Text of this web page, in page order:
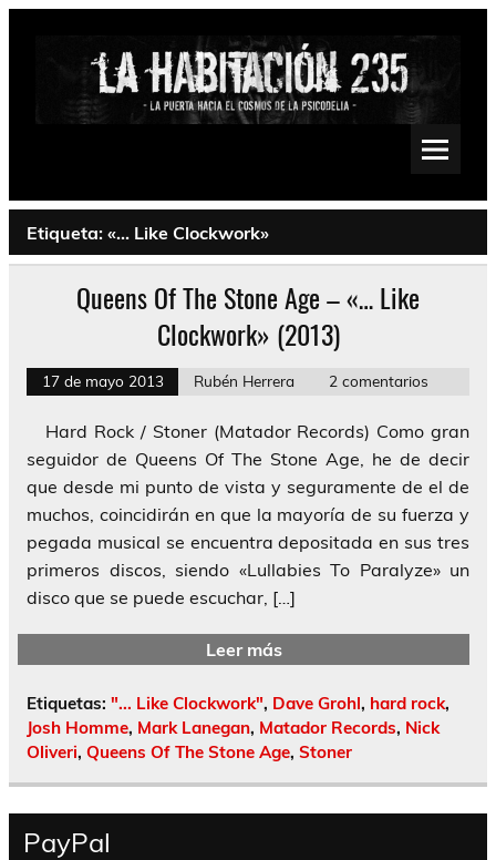
Saltar
Psychedelic, Stoner, Doom, Sludge, Fuzz, Space, Drone
Etiqueta: «… Like Clockwork»
Queens Of The Stone Age – «… Like
Clockwork» (2013)
17 de mayo 2013 Rubén Herrera 2 comentarios
Hard Rock / Stoner (Matador Records) Como gran
seguidor de Queens Of The Stone Age, he de decir
que desde mi punto de vista y seguramente de el de
muchos, coincidirán en que la mayoría de su fuerza y
pegada musical se encuentra depositada en sus tres
primeros discos, siendo «Lullabies To Paralyze» un
disco que se puede escuchar, […]
Leer más
Etiquetas: "... Like Clockwork", Dave Grohl, hard rock,
Josh Homme, Mark Lanegan, Matador Records, Nick
Oliveri, Queens Of The Stone Age, Stoner
PayPal